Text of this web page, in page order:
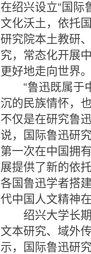
在绍兴设立“国际
文化沃土，依托
研究院本土教研
究，常态化开展
更好地走向世界
“鲁迅既属于中
沉的民族情怀，
不仅是在研究鲁
说，国际鲁迅研
第一次在中国拥
展提供了新的依
各国鲁迅学者搭
代中国人文精神
绍兴大学长期
文本研究、域外
示，国际鲁迅研